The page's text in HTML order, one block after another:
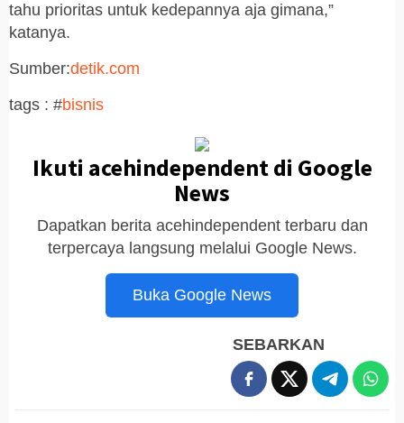
tahu prioritas untuk kedepannya aja gimana,”
katanya.
Sumber:detik.com
tags : #bisnis
Ikuti acehindependent di Google
News
Dapatkan berita acehindependent terbaru dan
terpercaya langsung melalui Google News.
Buka Google News
SEBARKAN